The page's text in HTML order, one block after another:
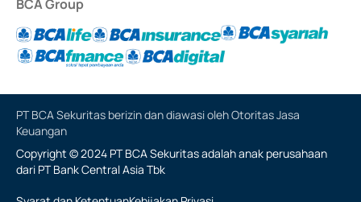
BCA Group
PT BCA Sekuritas berizin dan diawasi oleh Otoritas Jasa
Keuangan
Copyright © 2024 PT BCA Sekuritas adalah anak perusahaan
dari PT Bank Central Asia Tbk